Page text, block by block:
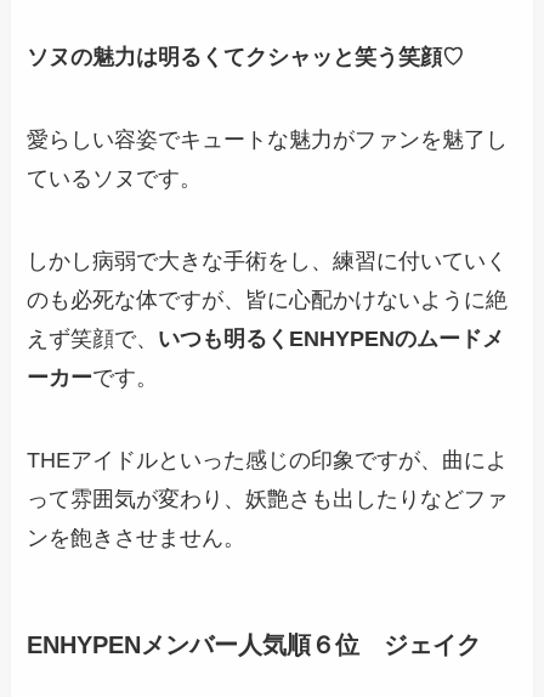
ソヌの魅力は明るくてクシャッと笑う笑顔♡
愛らしい容姿でキュートな魅力がファンを魅了し
ているソヌです。
しかし病弱で大きな手術をし、練習に付いていく
のも必死な体ですが、皆に心配かけないように絶
えず笑顔で、 いつも明るくENHYPENのムードメ
ーカーです。
THEアイドルといった感じの印象ですが、曲によ
って雰囲気が変わり、妖艶さも出したりなどファ
ンを飽きさせません。
ENHYPENメンバー人気順６位 ジェイク